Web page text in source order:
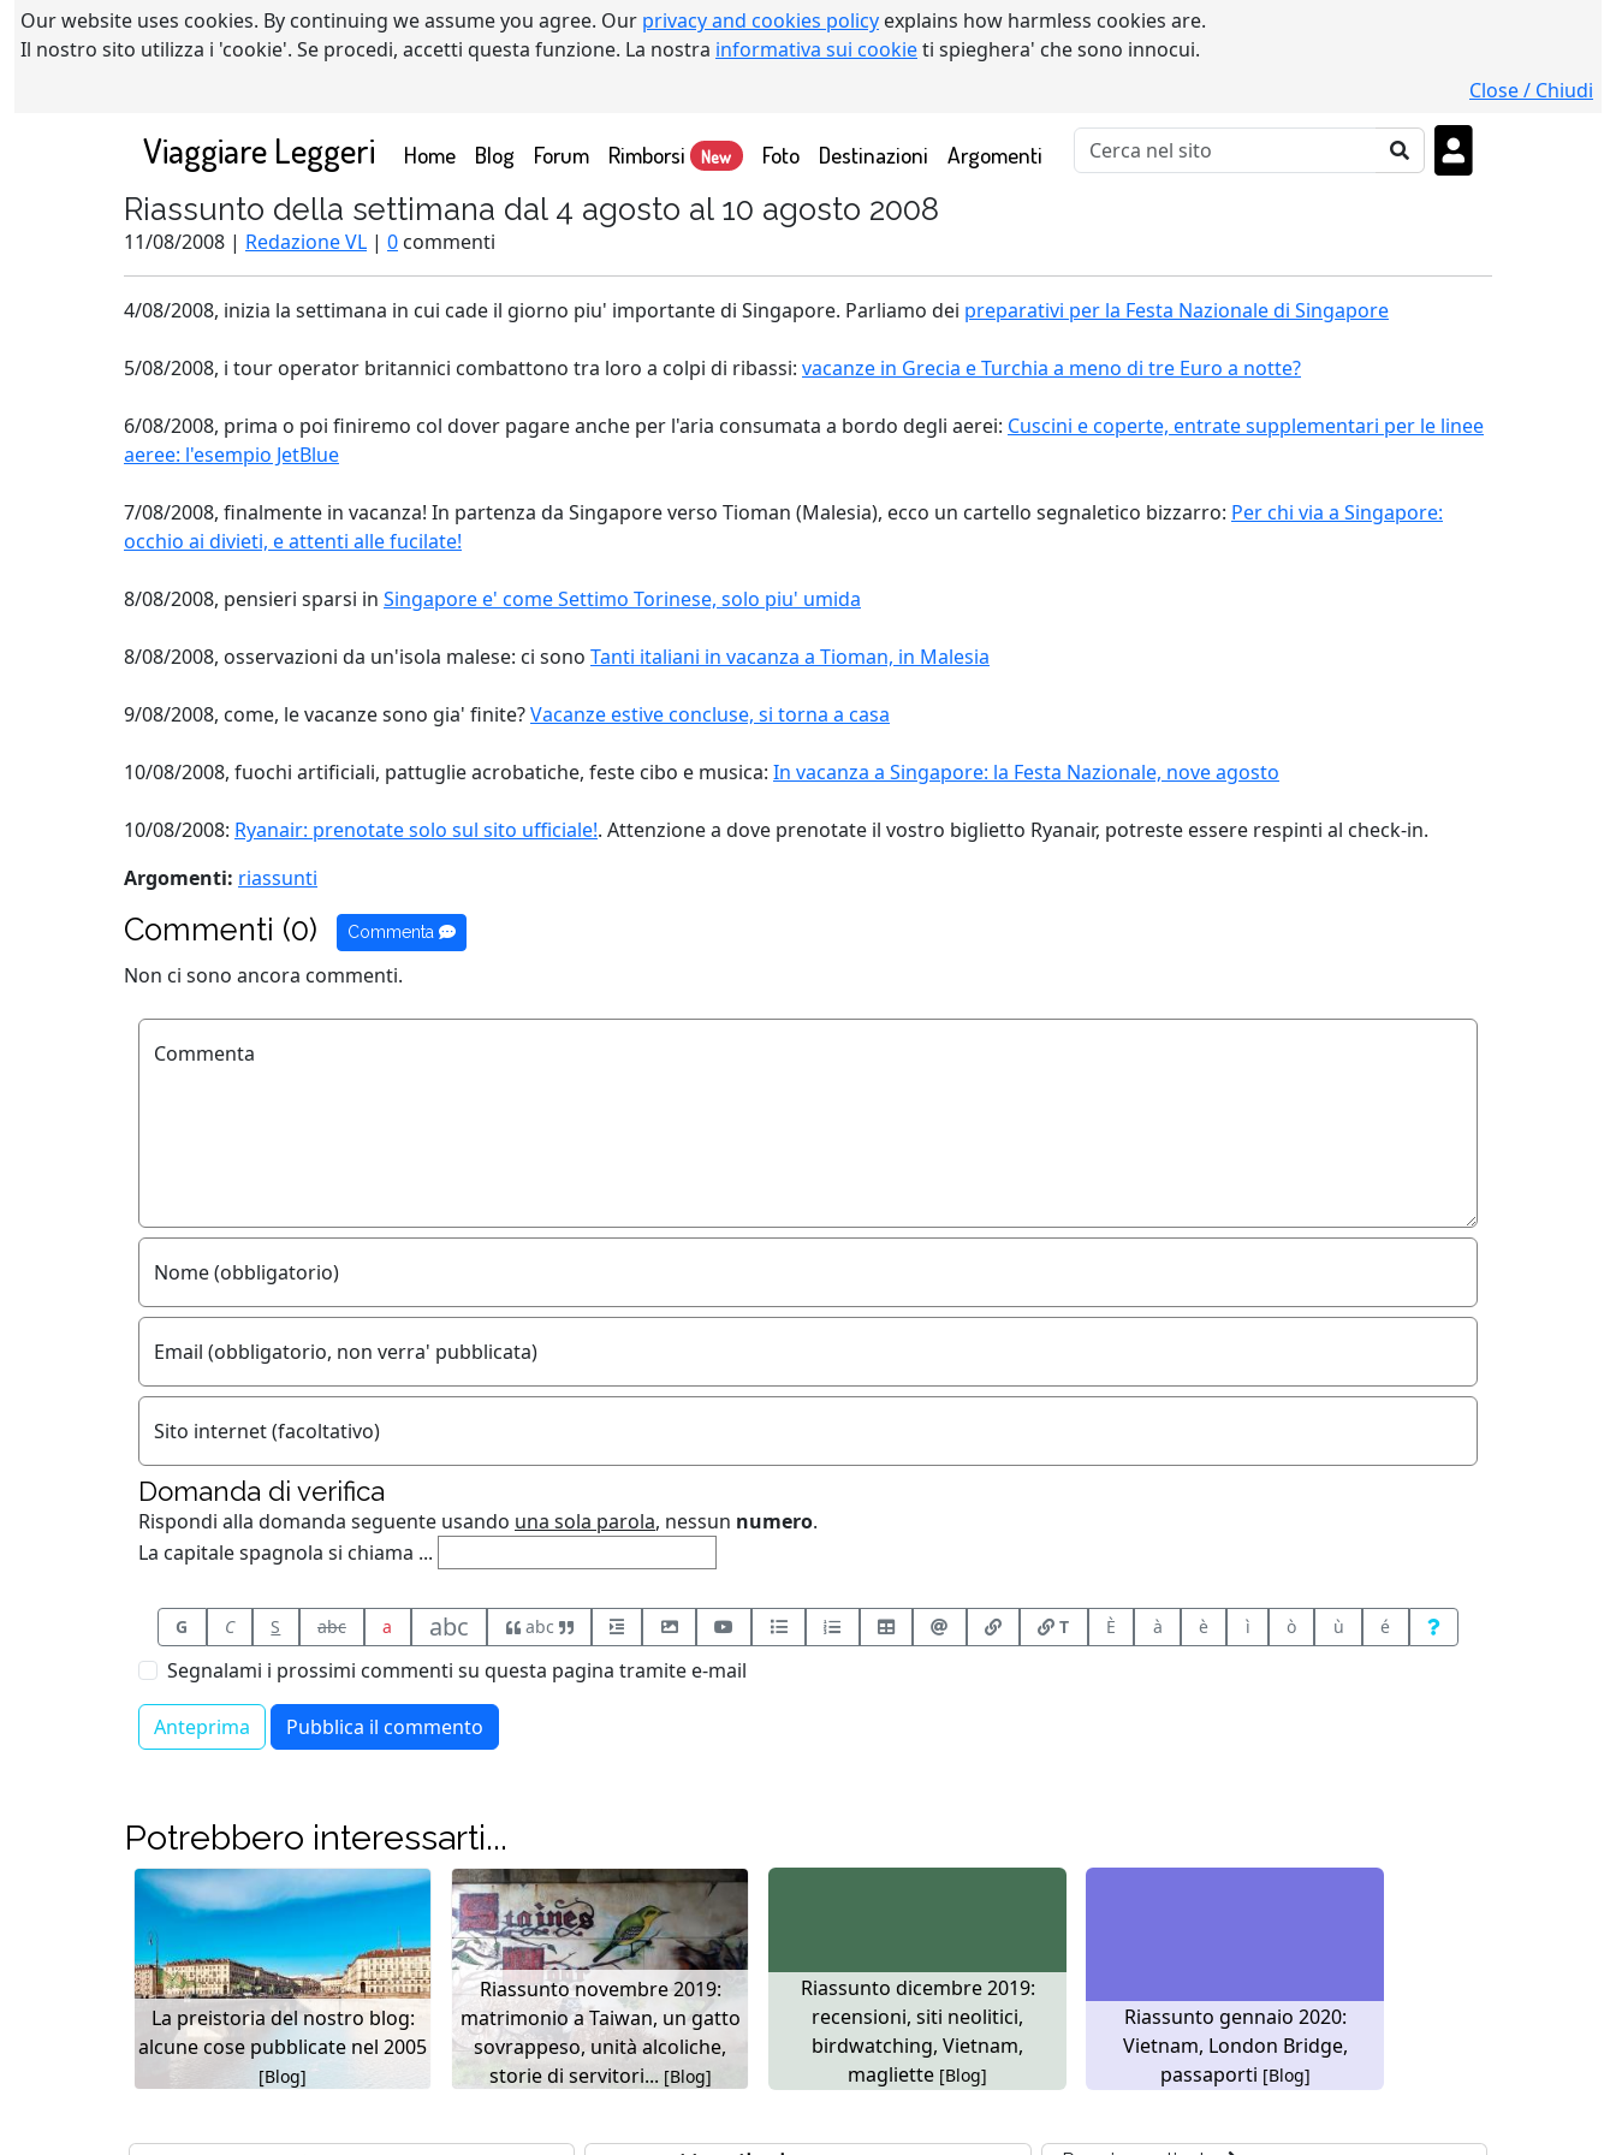
Our website uses cookies. By continuing we assume you agree. Our privacy and cookies policy explains how harmless cookies are.
Il nostro sito utilizza i 'cookie'. Se procedi, accetti questa funzione. La nostra informativa sui cookieti spieghera' che sono innocui.
Close / Chiudi
Viaggiare Leggeri Home(current)
Blog Forum Rimborsi New Foto Destinazioni Argomenti
Riassunto della settimana dal 4 agosto al 10 agosto 2008
11/08/2008 | Redazione VL | 0 commenti
4/08/2008, inizia la settimana in cui cade il giorno piu' importante di Singapore. Parliamo dei preparativi per la Festa Nazionale di Singapore
5/08/2008, i tour operator britannici combattono tra loro a colpi di ribassi: vacanze in Grecia e Turchia a meno di tre Euro a notte?
6/08/2008, prima o poi finiremo col dover pagare anche per l'aria consumata a bordo degli aerei: Cuscini e coperte, entrate supplementari per le linee
aeree: l'esempio JetBlue
7/08/2008, finalmente in vacanza! In partenza da Singapore verso Tioman (Malesia), ecco un cartello segnaletico bizzarro: Per chi via a Singapore:
occhio ai divieti, e attenti alle fucilate!
8/08/2008, pensieri sparsi in Singapore e' come Settimo Torinese, solo piu' umida
8/08/2008, osservazioni da un'isola malese: ci sono Tanti italiani in vacanza a Tioman, in Malesia
9/08/2008, come, le vacanze sono gia' finite?Vacanze estive concluse, si torna a casa
10/08/2008, fuochi artificiali, pattuglie acrobatiche, feste cibo e musica: In vacanza a Singapore: la Festa Nazionale, nove agosto
10/08/2008: Ryanair: prenotate solo sul sito ufficiale!. Attenzione a dove prenotate il vostro biglietto Ryanair, potreste essere respinti al check-in.
Argomenti: riassunti
Commenti (0) Commenta
Non ci sono ancora commenti.
Commenta
Nome (obbligatorio)
Email (obbligatorio, non verra' pubblicata)
Sito internet (facoltativo)
Domanda di verifica
Rispondi alla domanda seguente usando una sola parola, nessun numero.
La capitale spagnola si chiama ...
G C S abc a abc abc T È à è ì ò ù é
Segnalami i prossimi commenti su questa pagina tramite e-mail
Potrebbero interessarti...
La preistoria del nostro blog:
alcune cose pubblicate nel 2005
[Blog]
Riassunto novembre 2019:
matrimonio a Taiwan, un gatto
sovrappeso, unità alcoliche,
storie di servitori... [Blog]
Riassunto dicembre 2019:
recensioni, siti neolitici,
birdwatching, Vietnam,
magliette [Blog]
Riassunto gennaio 2020:
Vietnam, London Bridge,
passaporti [Blog]